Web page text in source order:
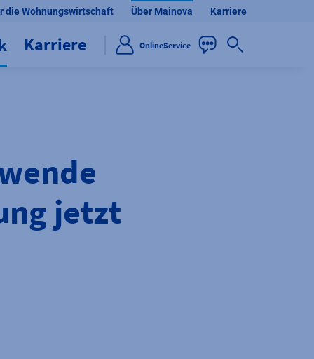
die Wohnungswirtschaft Über Mainova Karriere
Karriere OnlineService
jetzt